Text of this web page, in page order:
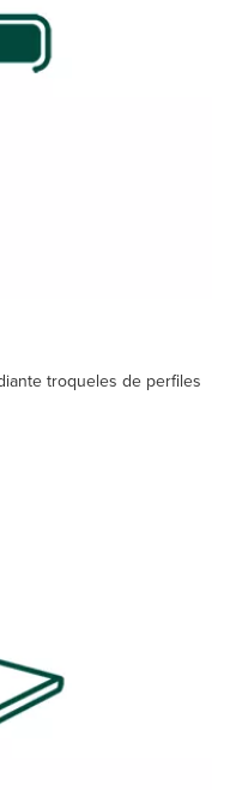
troqueles de perfiles